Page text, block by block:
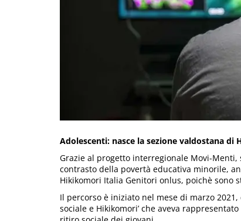
Adolescenti: nasce la sezione valdostana
Grazie al progetto interregionale Movi-Menti,
contrasto della povertà educativa minorile,
Hikikomori Italia Genitori onlus, poichè
Il percorso è iniziato nel mese di marzo
sociale e Hikikomori’ che aveva